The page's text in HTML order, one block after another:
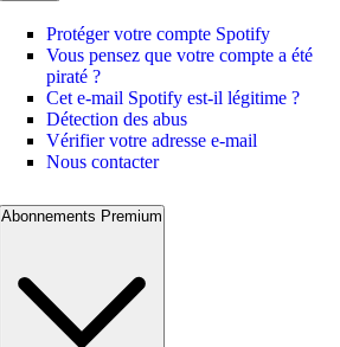
Protéger votre compte Spotify
Vous pensez que votre compte a été
piraté ?
Cet e-mail Spotify est-il légitime ?
Détection des abus
Vérifier votre adresse e-mail
Nous contacter
Abonnements Premium